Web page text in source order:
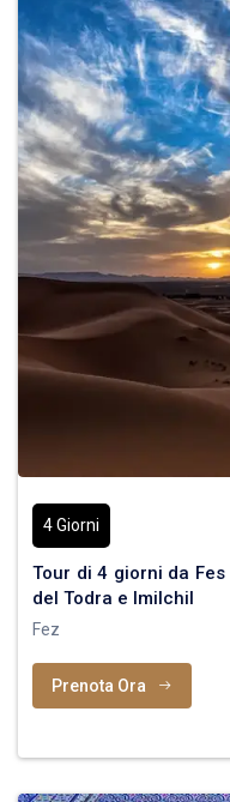
4 Giorni
Tour di 4 giorni da
del Todra e Imilchil
Fez
Prenota Ora